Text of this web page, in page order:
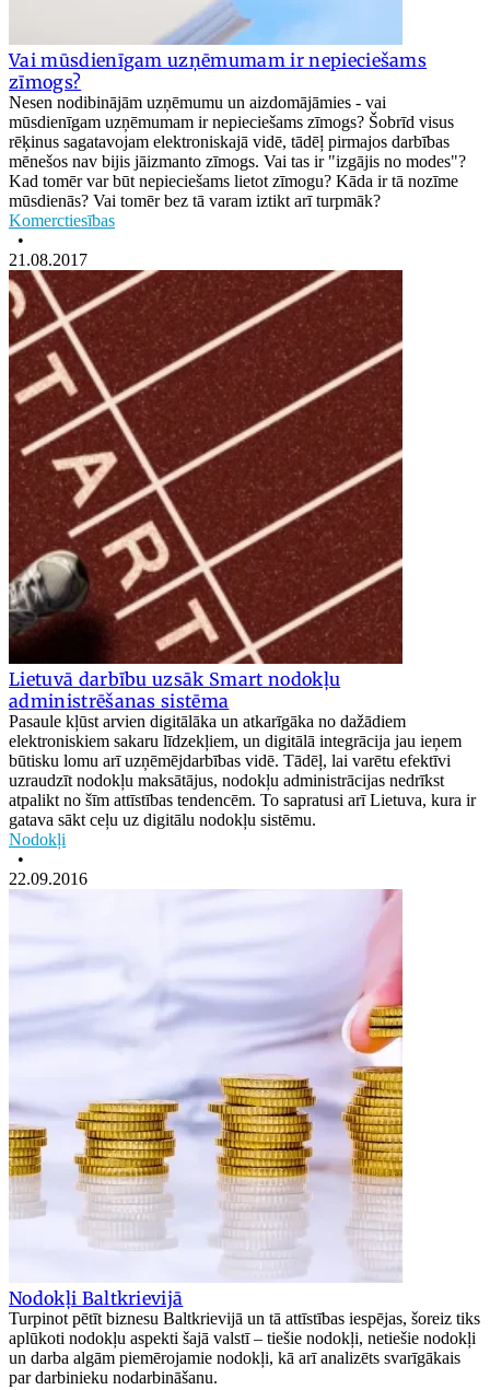
Vai mūsdienīgam uzņēmumam ir nepieciešams
zīmogs?
Nesen nodibinājām uzņēmumu un aizdomājāmies - vai
mūsdienīgam uzņēmumam ir nepieciešams zīmogs? Šobrīd visus
rēķinus sagatavojam elektroniskajā vidē, tādēļ pirmajos darbības
mēnešos nav bijis jāizmanto zīmogs. Vai tas ir "izgājis no modes"?
Kad tomēr var būt nepieciešams lietot zīmogu? Kāda ir tā nozīme
mūsdienās? Vai tomēr bez tā varam iztikt arī turpmāk?
Komerctiesības
•
21.08.2017
Lietuvā darbību uzsāk Smart nodokļu
administrēšanas sistēma
Pasaule kļūst arvien digitālāka un atkarīgāka no dažādiem
elektroniskiem sakaru līdzekļiem, un digitālā integrācija jau ieņem
būtisku lomu arī uzņēmējdarbības vidē. Tādēļ, lai varētu efektīvi
uzraudzīt nodokļu maksātājus, nodokļu administrācijas nedrīkst
atpalikt no šīm attīstības tendencēm. To sapratusi arī Lietuva, kura ir
gatava sākt ceļu uz digitālu nodokļu sistēmu.
Nodokļi
•
22.09.2016
Nodokļi Baltkrievijā
Turpinot pētīt biznesu Baltkrievijā un tā attīstības iespējas, šoreiz tiks
aplūkoti nodokļu aspekti šajā valstī – tiešie nodokļi, netiešie nodokļi
un darba algām piemērojamie nodokļi, kā arī analizēts svarīgākais
par darbinieku nodarbināšanu.